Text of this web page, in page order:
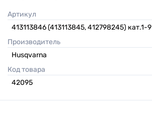
Артикул
413113846 (413113845, 412798245) кат.1-9
Производитель
Husqvarna
Код товара
42095